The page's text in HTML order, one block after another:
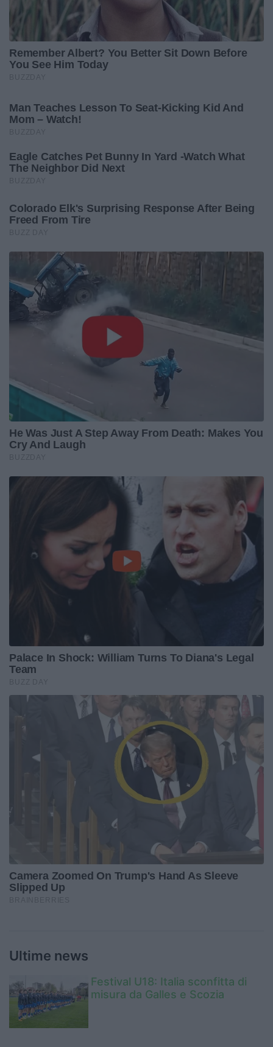
Ultime news
Festival U18: Italia sconfitta di
misura da Galles e Scozia